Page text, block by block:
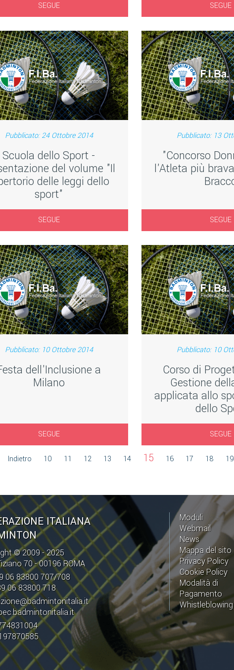
SEGUE SEGUE
Pubblicato: 24 Ottobre 2014
Scuola dello Sport -
del volume "Il
delle leggi dello
sport"
SEGUE
Pubblicato: 13
"Concorso
l'Atleta più
SEGUE
Pubblicato: 10 Ottobre 2014
dell'Inclusione a
Milano
SEGUE
Pubblicato: 10
Corso di
Gestione
applicata allo
dello
SEGUE
Indietro 10 11 12 13 14 15 16 17 18 19
ITALIANA
© 2009 - 2025
70 - 00196 ROMA
06 83800 707/708
06 83800 718
Moduli
Webmail
News
Mappa del sito
Privacy Policy
Cookie Policy
Modalità di
Pagamento
Whistleblowing